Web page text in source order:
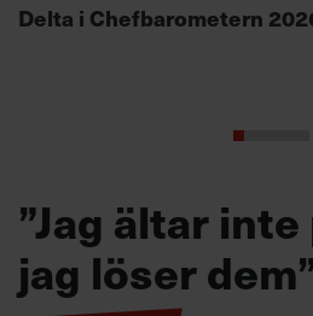
Delta i Chefbarometern
”Jag ältar
jag löser